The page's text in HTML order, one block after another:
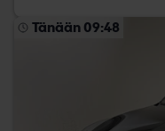
Tänään 09:48